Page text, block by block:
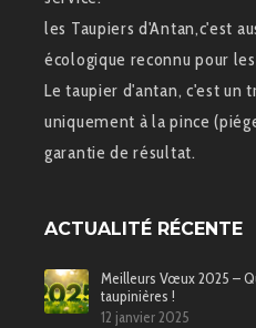
les Taupiers d'Antan,c'est
écologique reconnu pour
Le taupier d'antan, c'est un
uniquement à la pince
garantie de résultat.
ACTUALITÉ RÉCENTE
Meilleurs Vœux 2025 –
taupinières !
12 janvier 2025